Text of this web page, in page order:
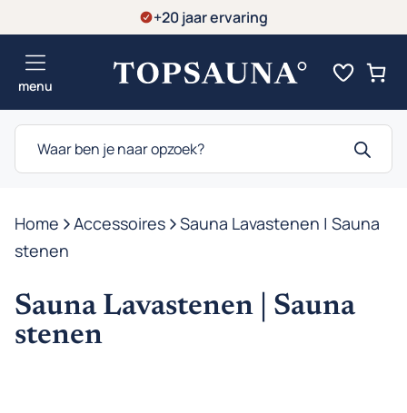
naar
inhoud
+20 jaar ervaring
menu
Producten
zoeken
Home -Accessoires -Sauna Lavastenen | Sauna
stenen
Sauna Lavastenen | Sauna
stenen